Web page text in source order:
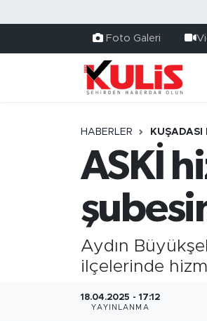
Foto Galeri
HABERLER KUŞADASI
ASKİ
Aydın
ilçelerinde
18.04.2025 - 17:12
YAYINLANMA